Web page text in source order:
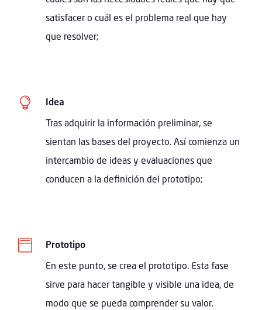
satisfacer o cuál es el problema real que hay
que resolver;

Idea
Tras adquirir la información preliminar, se
sientan las bases del proyecto. Así comienza un
intercambio de ideas y evaluaciones que
conducen a la definición del prototipo;

Prototipo
En este punto, se crea el prototipo. Esta fase
sirve para hacer tangible y visible una idea, de
modo que se pueda comprender su valor.